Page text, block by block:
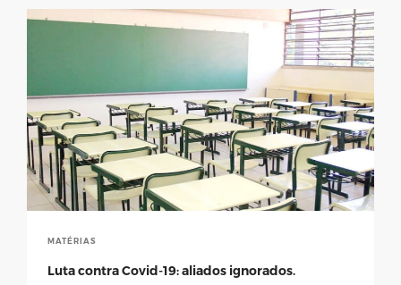
MATÉRIAS
Luta contra Covid-19: aliados ignorados.